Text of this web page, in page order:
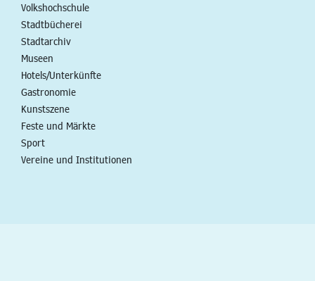
Volkshochschule
Stadtbücherei
Stadtarchiv
Museen
Hotels/Unterkünfte
Gastronomie
Kunstszene
Feste und Märkte
Sport
Vereine und Institutionen